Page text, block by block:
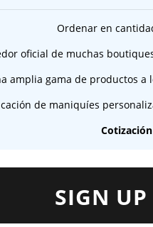
Ordenar en
oficial de muchas
amplia gama de productos a
de maniquíes
SIGN UP